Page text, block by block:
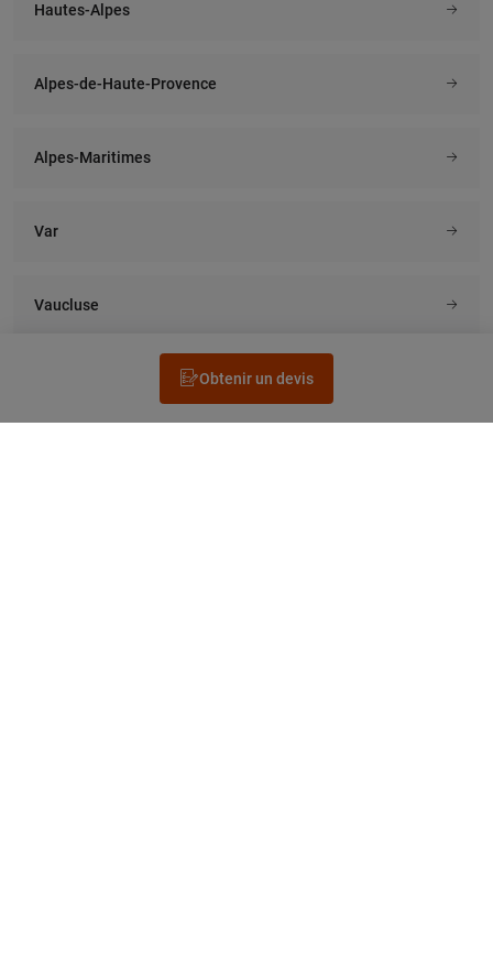
Obtenir un devis
Hautes-Alpes
Alpes-de-Haute-Provence
Alpes-Maritimes
Var
Vaucluse